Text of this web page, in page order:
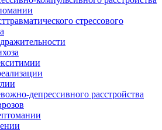
стрессового
депрессивного расстройства